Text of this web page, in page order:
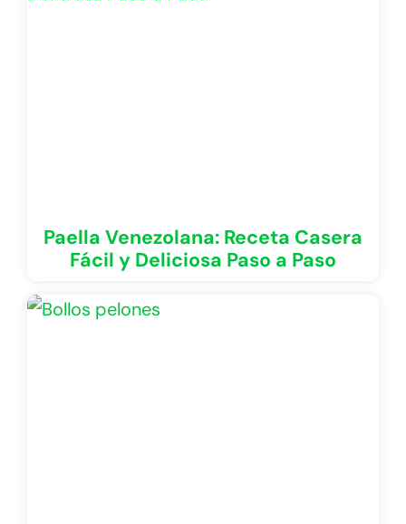
Paella Venezolana: Receta Casera
Fácil y Deliciosa Paso a Paso